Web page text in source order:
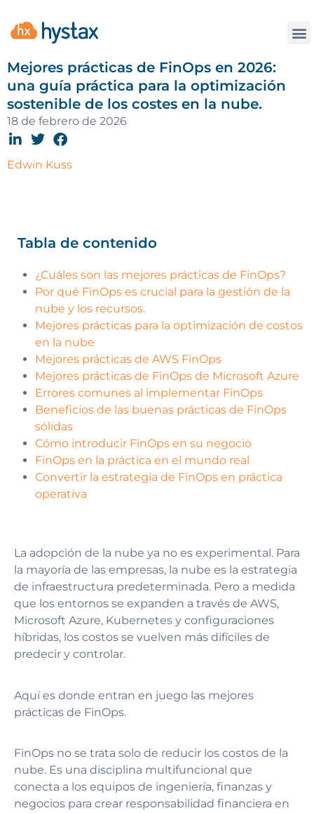
Mejores prácticas de FinOps en 2026:
una guía práctica para la optimización
sostenible de los costes en la nube.
18 de febrero de 2026
Edwin Kuss
Tabla de contenido
¿Cuáles son las mejores prácticas de FinOps?
Por qué FinOps es crucial para la gestión de la
nube y los recursos.
Mejores prácticas para la optimización de costos
en la nube
Mejores prácticas de AWS FinOps
Mejores prácticas de FinOps de Microsoft Azure
Errores comunes al implementar FinOps
Beneficios de las buenas prácticas de FinOps
sólidas
Cómo introducir FinOps en su negocio
FinOps en la práctica en el mundo real
Convertir la estrategia de FinOps en práctica
operativa
La adopción de la nube ya no es experimental. Para
la mayoría de las empresas, la nube es la estrategia
de infraestructura predeterminada. Pero a medida
que los entornos se expanden a través de AWS,
Microsoft Azure, Kubernetes y configuraciones
híbridas, los costos se vuelven más difíciles de
predecir y controlar.
Aquí es donde entran en juego las mejores
prácticas de FinOps.
FinOps no se trata solo de reducir los costos de la
nube. Es una disciplina multifuncional que
conecta a los equipos de ingeniería, finanzas y
negocios para crear responsabilidad financiera en